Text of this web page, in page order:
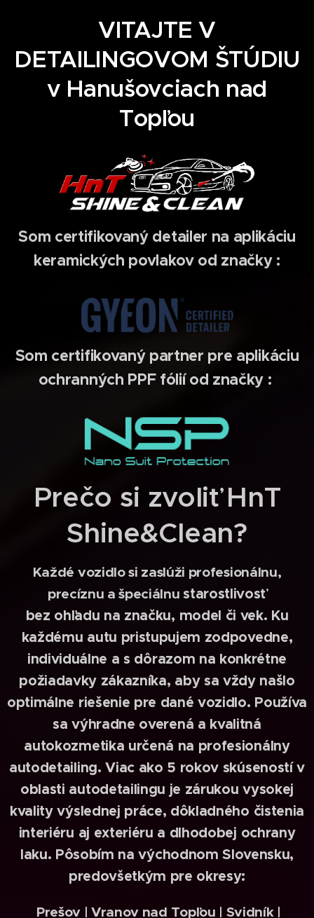
VITAJTE V
DETAILINGOVOM ŠTÚDIU
v Hanušovciach nad
Topľou
Som certifikovaný detailer na aplikáciu
keramických povlakov od značky :
Som certifikovaný partner pre aplikáciu
ochranných PPF fólií od značky :
Prečo si zvoliť HnT
Shine&Clean?
Každé vozidlo si zaslúži profesionálnu,
precíznu a špeciálnustarostlivosť
bez ohľadu na značku, model či vek. Ku
každému autu pristupujem zodpovedne,
individuálne a s dôrazom na konkrétne
požiadavky zákazníka, aby sa vždy našlo
optimálne riešenie pre dané vozidlo. Používa
sa výhradne overená a kvalitná
autokozmetika určená na profesionálny
autodetailing. Viac ako 5 rokov skúseností v
oblasti autodetailingu je zárukou vysokej
kvality výslednej práce, dôkladného čistenia
interiéru aj exteriéru a dlhodobej ochrany
laku. Pôsobím na východnom Slovensku,
predovšetkým pre okresy:
Prešov | Vranov nad Topľou | Svidník |